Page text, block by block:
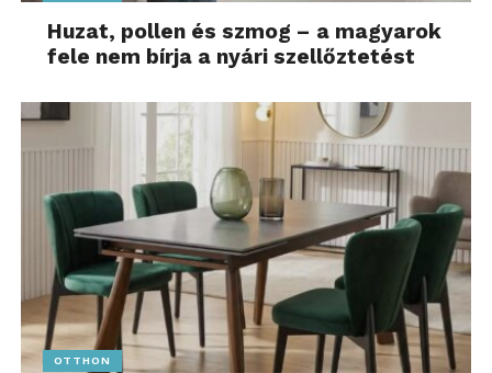
Huzat, pollen és szmog – a magyarok
fele nem bírja a nyári szellőztetést
OTTHON